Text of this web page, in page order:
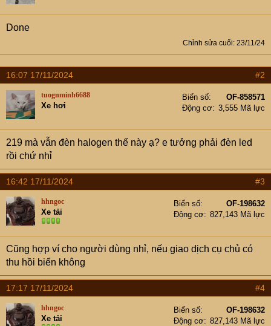
r
Done
Chỉnh sửa cuối: 23/11/24
16:07 17/11/2024 #2
tuognminh6688
Xe hơi
Biển số
OF-858571
Động cơ
3,555 Mã lực
219 mà vẫn đèn halogen thế này ạ? e tưởng phải đèn led
rồi chứ nhỉ
16:42 17/11/2024 #3
hhngoc
Xe tải
Biển số
OF-198632
Động cơ
827,143 Mã lực
Cũng hợp ví cho người dùng nhỉ, nếu giao dịch cụ chủ có
thu hồi biển không
17:17 17/11/2024 #4
hhngoc
Xe tải
Biển số
OF-198632
Động cơ
827,143 Mã lực